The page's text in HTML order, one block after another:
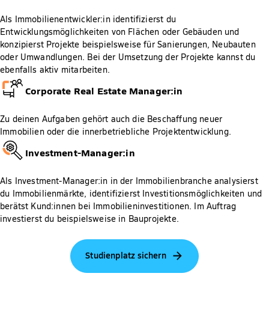
Als Immobilienentwickler:in identifizierst du
Entwicklungsmöglichkeiten von Flächen oder Gebäuden und
konzipierst Projekte beispielsweise für Sanierungen, Neubauten
oder Umwandlungen. Bei der Umsetzung der Projekte kannst du
ebenfalls aktiv mitarbeiten.
Corporate Real Estate Manager:in
Zu deinen Aufgaben gehört auch die Beschaffung neuer
Immobilien oder die innerbetriebliche Projektentwicklung.
Investment-Manager:in
Als Investment-Manager:in in der Immobilienbranche analysierst
du Immobilienmärkte, identifizierst Investitionsmöglichkeiten und
berätst Kund:innen bei Immobilieninvestitionen. Im Auftrag
investierst du beispielsweise in Bauprojekte.
Studienplatz sichern